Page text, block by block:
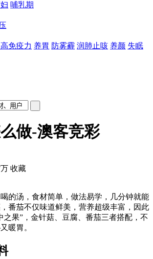
哺乳期
免疫力 养胃 防雾霾 润肺止咳 养颜 失眠
做-澳客竞彩
收藏
的汤，食材简单，做法易学，几分钟就能
番茄不仅味道鲜美，营养超级丰富，因此
之果”，金针菇、豆腐、番茄三者搭配，不
暖胃。